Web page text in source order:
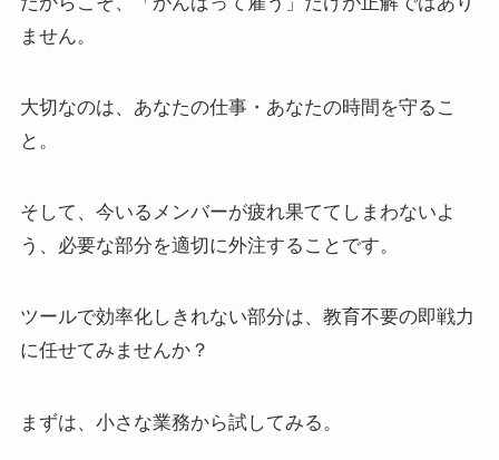
ません。
大切なのは、あなたの仕事・あなたの時間を守るこ
と。
そして、今いるメンバーが疲れ果ててしまわないよ
う、必要な部分を適切に外注することです。
ツールで効率化しきれない部分は、教育不要の即戦力
に任せてみませんか？
まずは、小さな業務から試してみる。